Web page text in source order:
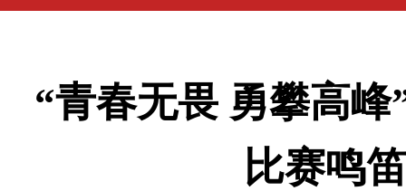
“青春无畏 勇攀高
比赛鸣